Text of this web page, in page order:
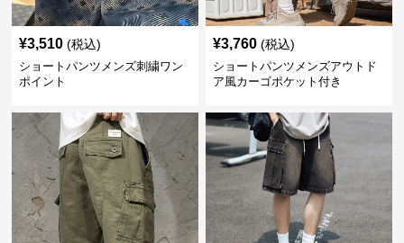
¥3,510 (税込)
ショートパンツメンズ刺繍ワン
ポイント
¥3,760 (税込)
ショートパンツメンズアウトド
ア風カーゴポケット付き